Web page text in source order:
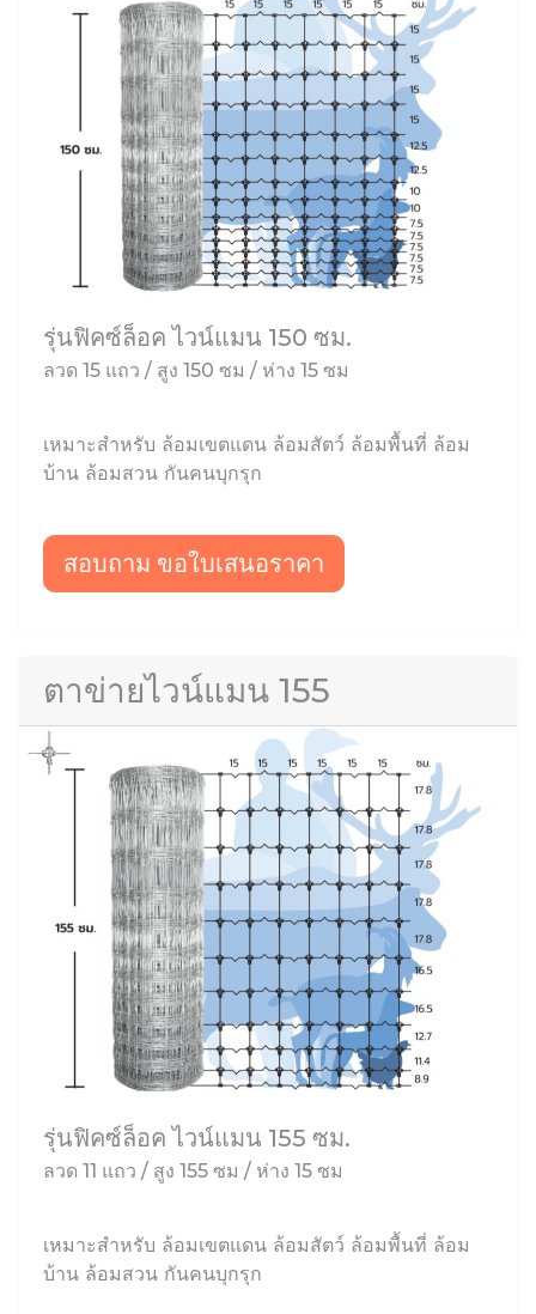
รุ่นฟิคซ์ล็อค ไวน์แมน 150 ซม.
ลวด 15 แถว / สูง 150 ซม / ห่าง 15 ซม
เหมาะสำหรับ ล้อมเขตแดน ล้อมสัตว์ ล้อมพื้นที่ ล้อม
บ้าน ล้อมสวน กันคนบุกรุก
สอบถาม ขอใบเสนอราคา
ตาข่ายไวน์แมน 155
รุ่นฟิคซ์ล็อค ไวน์แมน 155 ซม.
ลวด 11 แถว / สูง 155 ซม / ห่าง 15 ซม
เหมาะสำหรับ ล้อมเขตแดน ล้อมสัตว์ ล้อมพื้นที่ ล้อม
บ้าน ล้อมสวน กันคนบุกรุก